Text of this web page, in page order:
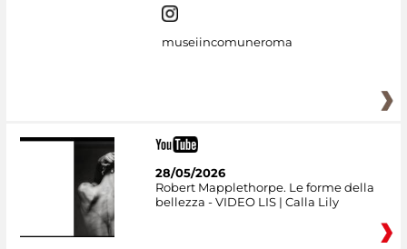
museiincomuneroma
28/05/2026
Robert Mapplethorpe. Le forme della
bellezza - VIDEO LIS | Calla Lily